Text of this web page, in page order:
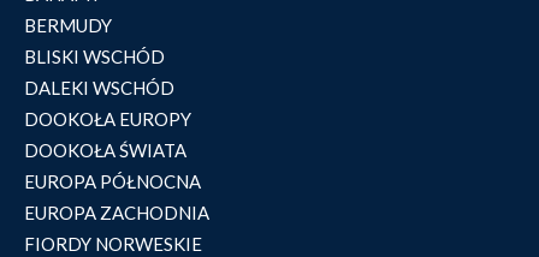
BERMUDY
BLISKI WSCHÓD
DALEKI WSCHÓD
DOOKOŁA EUROPY
DOOKOŁA ŚWIATA
EUROPA PÓŁNOCNA
EUROPA ZACHODNIA
FIORDY NORWESKIE